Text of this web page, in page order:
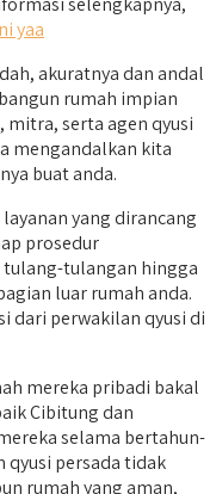
yaa
akuratnya dan andal
rumah impian
mitra, serta agen qyusi
mengandalkan kita
buat anda.
yang dirancang
prosedur
tulangan hingga
luar rumah anda.
dari perwakilan qyusi di
mereka pribadi bakal
Cibitung dan
selama bertahun-
qyusi persada tidak
rumah yang aman,